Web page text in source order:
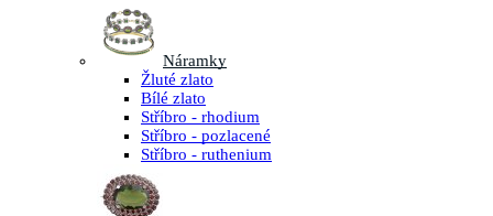
Náramky
Žluté zlato
Bílé zlato
Stříbro - rhodium
Stříbro - pozlacené
Stříbro - ruthenium